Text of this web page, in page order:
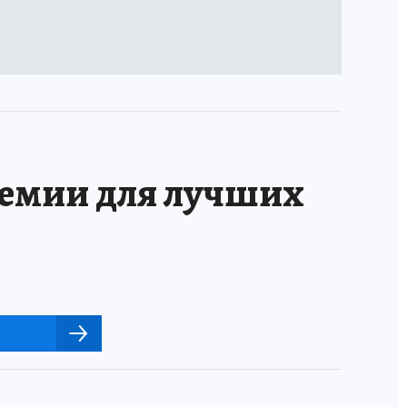
для лучших